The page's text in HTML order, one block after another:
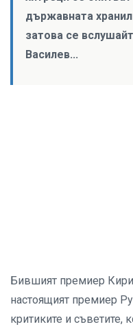
държавната
затова се
Василев...
Бившият премиер
настоящият премиер
критиките и съветите,